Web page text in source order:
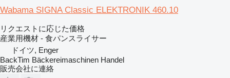
Wabama SIGNA Classic ELEKTRONIK 460.10
リクエストに応じた価格
産業用機材 - 食パンスライサー
ドイツ, Enger
BackTim Bäckereimaschinen Handel
販売会社に連絡